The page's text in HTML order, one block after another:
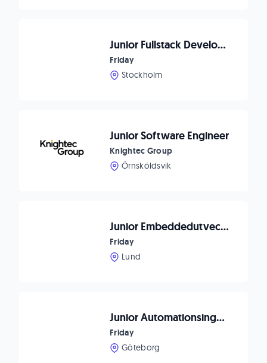
Junior Fullstack Developer
Friday
Stockholm
Junior Software Engineer
Knightec Group
Örnsköldsvik
Junior Embeddedutvecklare till Globalt Bolag!
Friday
Lund
Junior Automationsingenjör till Innovativt Bolag i Göteborg!
Friday
Göteborg